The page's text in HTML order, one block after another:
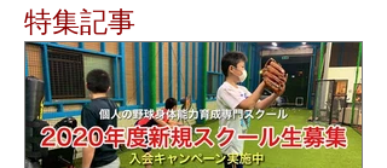
特集記事